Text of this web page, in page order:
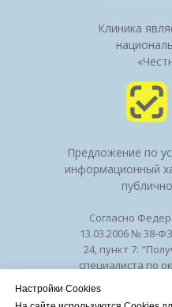
Клиника
Предложение по
информационный
Согласно
13.03.2006 № 38-
24, пункт 7:
специалиста по
Настройки Cookies